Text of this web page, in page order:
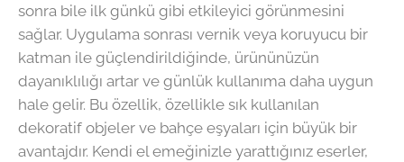
sonra bile ilk günkü gibi etkileyici görünmesini
sağlar. Uygulama sonrası vernik veya koruyucu bir
katman ile güçlendirildiğinde, ürününüzün
dayanıklılığı artar ve günlük kullanıma daha uygun
hale gelir. Bu özellik, özellikle sık kullanılan
dekoratif objeler ve bahçe eşyaları için büyük bir
avantajdır. Kendi el emeğinizle yarattığınız eserler,